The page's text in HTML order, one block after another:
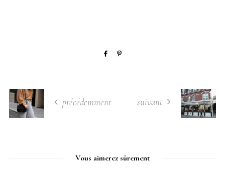
précédemment suivant
Vous aimerez sûrement